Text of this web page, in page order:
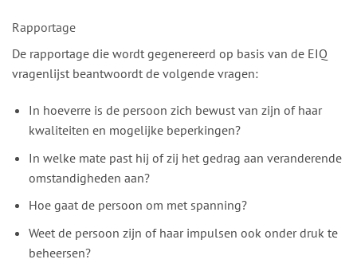
Rapportage
De rapportage die wordt gegenereerd op basis van de EIQ
vragenlijst beantwoordt de volgende vragen:
In hoeverre is de persoon zich bewust van zijn of haar
kwaliteiten en mogelijke beperkingen?
In welke mate past hij of zij het gedrag aan veranderende
omstandigheden aan?
Hoe gaat de persoon om met spanning?
Weet de persoon zijn of haar impulsen ook onder druk te
beheersen?